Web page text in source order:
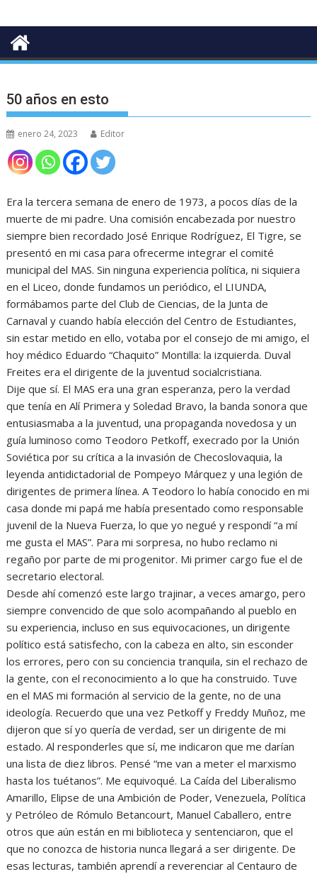
50 años en esto
enero 24, 2023 Editor
Era la tercera semana de enero de 1973, a pocos días de la
muerte de mi padre. Una comisión encabezada por nuestro
siempre bien recordado José Enrique Rodríguez, El Tigre, se
presentó en mi casa para ofrecerme integrar el comité
municipal del MAS. Sin ninguna experiencia política, ni siquiera
en el Liceo, donde fundamos un periódico, el LIUNDA,
formábamos parte del Club de Ciencias, de la Junta de
Carnaval y cuando había elección del Centro de Estudiantes,
sin estar metido en ello, votaba por el consejo de mi amigo, el
hoy médico Eduardo “Chaquito” Montilla: la izquierda. Duval
Freites era el dirigente de la juventud socialcristiana.
Dije que sí. El MAS era una gran esperanza, pero la verdad
que tenía en Alí Primera y Soledad Bravo, la banda sonora que
entusiasmaba a la juventud, una propaganda novedosa y un
guía luminoso como Teodoro Petkoff, execrado por la Unión
Soviética por su crítica a la invasión de Checoslovaquia, la
leyenda antidictadorial de Pompeyo Márquez y una legión de
dirigentes de primera línea. A Teodoro lo había conocido en mi
casa donde mi papá me había presentado como responsable
juvenil de la Nueva Fuerza, lo que yo negué y respondí “a mí
me gusta el MAS”. Para mi sorpresa, no hubo reclamo ni
regaño por parte de mi progenitor. Mi primer cargo fue el de
secretario electoral.
Desde ahí comenzó este largo trajinar, a veces amargo, pero
siempre convencido de que solo acompañando al pueblo en
su experiencia, incluso en sus equivocaciones, un dirigente
político está satisfecho, con la cabeza en alto, sin esconder
los errores, pero con su conciencia tranquila, sin el rechazo de
la gente, con el reconocimiento a lo que ha construido. Tuve
en el MAS mi formación al servicio de la gente, no de una
ideología. Recuerdo que una vez Petkoff y Freddy Muñoz, me
dijeron que sí yo quería de verdad, ser un dirigente de mi
estado. Al responderles que sí, me indicaron que me darían
una lista de diez libros. Pensé “me van a meter el marxismo
hasta los tuétanos”. Me equivoqué. La Caída del Liberalismo
Amarillo, Elipse de una Ambición de Poder, Venezuela, Política
y Petróleo de Rómulo Betancourt, Manuel Caballero, entre
otros que aún están en mi biblioteca y sentenciaron, que el
que no conozca de historia nunca llegará a ser dirigente. De
esas lecturas, también aprendí a reverenciar al Centauro de